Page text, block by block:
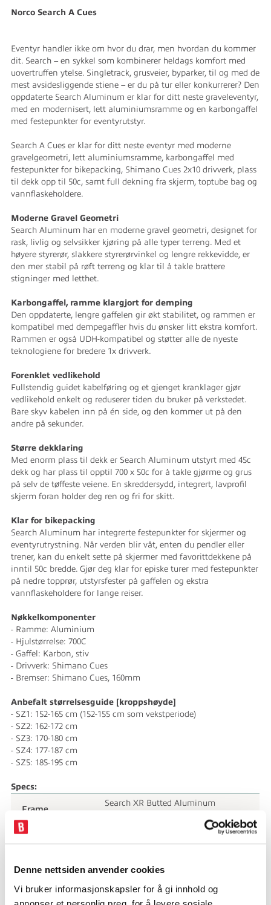
Denne nettsiden anvender cookies
Vi bruker informasjonskapsler for å gi innhold og
annonser et personlig preg, for å levere sosiale
Norco Search A Cues
Eventyr handler ikke om hvor du drar, men hvordan du kommer
dit. Search – en sykkel som kombinerer heldags komfort med
uovertruffen ytelse. Singletrack, grusveier, byparker, til og med de
mest avsidesliggende stiene – er du på tur eller konkurrerer? Den
oppdaterte Search Aluminum er klar for ditt neste graveleventyr,
med en modernisert, lett aluminiumsramme og en karbongaffel
med festepunkter for eventyrutstyr.
Search A Cues er klar for ditt neste eventyr med moderne
gravelgeometri, lett aluminiumsramme, karbongaffel med
festepunkter for bikepacking, Shimano Cues 2x10 drivverk, plass
til dekk opp til 50c, samt full dekning fra skjerm, toptube bag og
vannflaskeholdere.
Moderne Gravel Geometri
Search Aluminum har en moderne gravel geometri, designet for
rask, livlig og selvsikker kjøring på alle typer terreng. Med et
høyere styrerør, slakkere styrerørvinkel og lengre rekkevidde, er
den mer stabil på røft terreng og klar til å takle brattere
stigninger med letthet.
Karbongaffel, ramme klargjort for demping
Den oppdaterte, lengre gaffelen gir økt stabilitet, og rammen er
kompatibel med dempegaffler hvis du ønsker litt ekstra komfort.
Rammen er også UDH-kompatibel og støtter alle de nyeste
teknologiene for bredere 1x drivverk.
Forenklet vedlikehold
Fullstendig guidet kabelføring og et gjenget kranklager gjør
vedlikehold enkelt og reduserer tiden du bruker på verkstedet.
Bare skyv kabelen inn på én side, og den kommer ut på den
andre på sekunder.
Større dekklaring
Med enorm plass til dekk er Search Aluminum utstyrt med 45c
dekk og har plass til opptil 700 x 50c for å takle gjørme og grus
på selv de tøffeste veiene. En skreddersydd, integrert, lavprofil
skjerm foran holder deg ren og fri for skitt.
Klar for bikepacking
Search Aluminum har integrerte festepunkter for skjermer og
eventyrutrystning. Når verden blir våt, enten du pendler eller
trener, kan du enkelt sette på skjermer med favorittdekkene på
inntil 50c bredde. Gjør deg klar for episke turer med festepunkter
på nedre topprør, utstyrsfester på gaffelen og ekstra
vannflaskeholdere for lange reiser.
Nøkkelkomponenter
- Ramme: Aluminium
- Hjulstørrelse: 700C
- Gaffel: Karbon, stiv
- Drivverk: Shimano Cues
- Bremser: Shimano Cues, 160mm
Anbefalt størrelsesguide [kroppshøyde]
- SZ1: 152-165 cm (152-155 cm som vekstperiode)
- SZ2: 162-172 cm
- SZ3: 170-180 cm
- SZ4: 177-187 cm
- SZ5: 185-195 cm
Specs:
Frame
Search XR Butted Aluminum
Search XR Carbon, 51mm Offset,
FSA Integrated Sealed Bearings No. 42
IS52/40 )